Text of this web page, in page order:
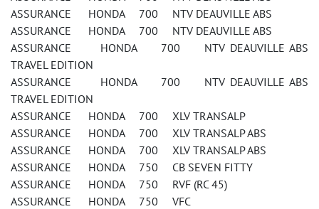
ASSURANCE HONDA 700 NTV DEAUVILLE ABS
ASSURANCE HONDA 700 NTV DEAUVILLE ABS
ASSURANCE HONDA 700 NTV DEAUVILLE ABS
TRAVEL EDITION
ASSURANCE HONDA 700 NTV DEAUVILLE ABS
TRAVEL EDITION
ASSURANCE HONDA 700 XLV TRANSALP
ASSURANCE HONDA 700 XLV TRANSALP ABS
ASSURANCE HONDA 700 XLV TRANSALP ABS
ASSURANCE HONDA 750 CB SEVEN FITTY
ASSURANCE HONDA 750 RVF (RC 45)
ASSURANCE HONDA 750 VFC